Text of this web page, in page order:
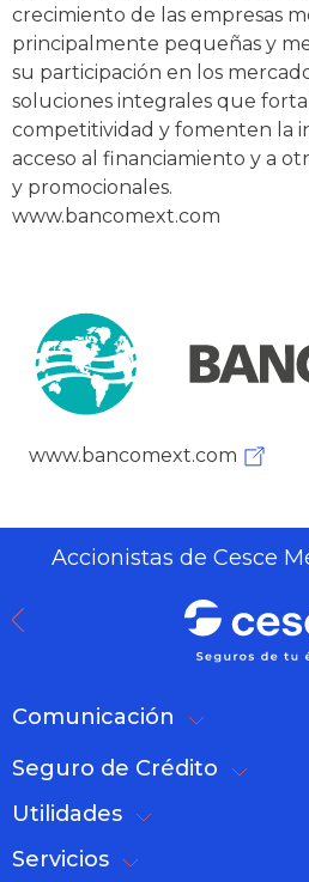
crecimiento de las empresas
principalmente pequeñas y
su participación en los
soluciones integrales que
competitividad y fomenten la
acceso al financiamiento y a
y promocionales.
www.bancomext.com
www.bancomext.com
Accionistas de Cesce
Comunicación
Seguro de Crédito
Utilidades
Servicios